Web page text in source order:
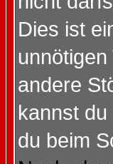
Dies ist
andere
kannst
du beim